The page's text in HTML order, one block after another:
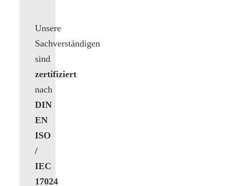
Unsere
Sachverständigen
sind
zertifiziert
nach
DIN
EN
ISO
/
IEC
17024